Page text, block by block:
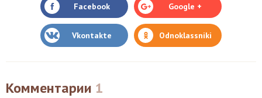
Facebook Google +
Vkontakte Odnoklassniki
Комментарии 1